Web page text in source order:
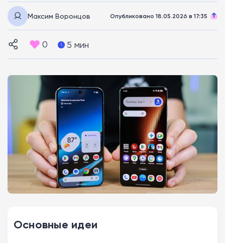
Максим Воронцов Опубликовано 18.05.2026 в 17:35
0 5 мин
Основные идеи